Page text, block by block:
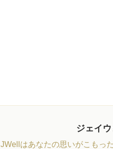
ジェイ
JWellはあなたの思いがこもっ